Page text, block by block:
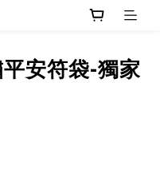
安符袋-獨家